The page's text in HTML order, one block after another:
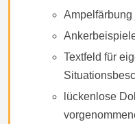
Textfeld für
lückenlose